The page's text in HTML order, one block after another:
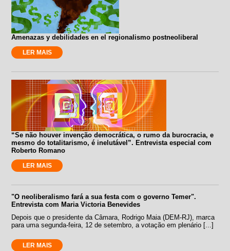
Amenazas y debilidades en el regionalismo postneoliberal
LER MAIS
“Se não houver invenção democrática, o rumo da burocracia, e
mesmo do totalitarismo, é inelutável”. Entrevista especial com
Roberto Romano
LER MAIS
"O neoliberalismo fará a sua festa com o governo Temer".
Entrevista com Maria Victoria Benevides
Depois que o presidente da Câmara, Rodrigo Maia (DEM-RJ), marca
para uma segunda-feira, 12 de setembro, a votação em plenário [...]
LER MAIS